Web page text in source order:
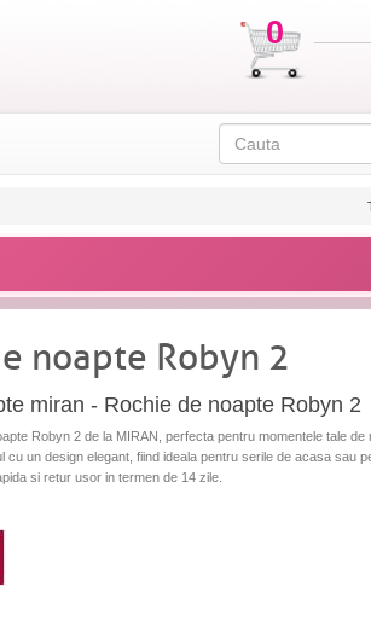
0
noapte Robyn 2
miran - Rochie de noapte Robyn 2
Robyn 2 de la MIRAN, perfecta pentru momentele tale de
cu un design elegant, fiind ideala pentru serile de acasa sau
si retur usor in termen de 14 zile.